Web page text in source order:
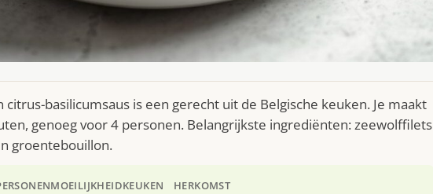
basilicumsaus is een gerecht uit de Belgische keuken. Je maakt
genoeg voor 4 personen. Belangrijkste ingrediënten: zeewolffilets
groentebouillon.
MOEILIJKHEIDKEUKEN HERKOMST